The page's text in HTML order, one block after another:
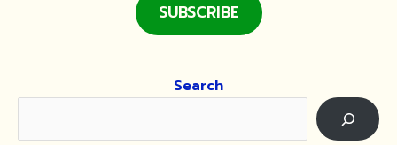
๒๔๑๗-๒๕๖๗)
SUBSCRIBE
Search